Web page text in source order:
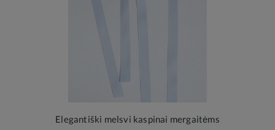
Elegantiški melsvi kaspinai mergaitėms